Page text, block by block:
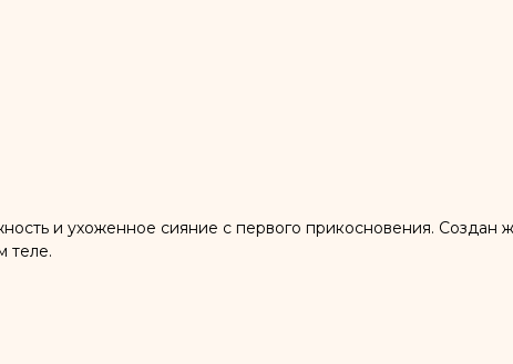
и ухоженное сияние с первого прикосновения.
теле.